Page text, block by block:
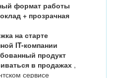
формат работы
оклад + прозрачная
на старте
IT-компании
продукт
в продажах ,
сервисе